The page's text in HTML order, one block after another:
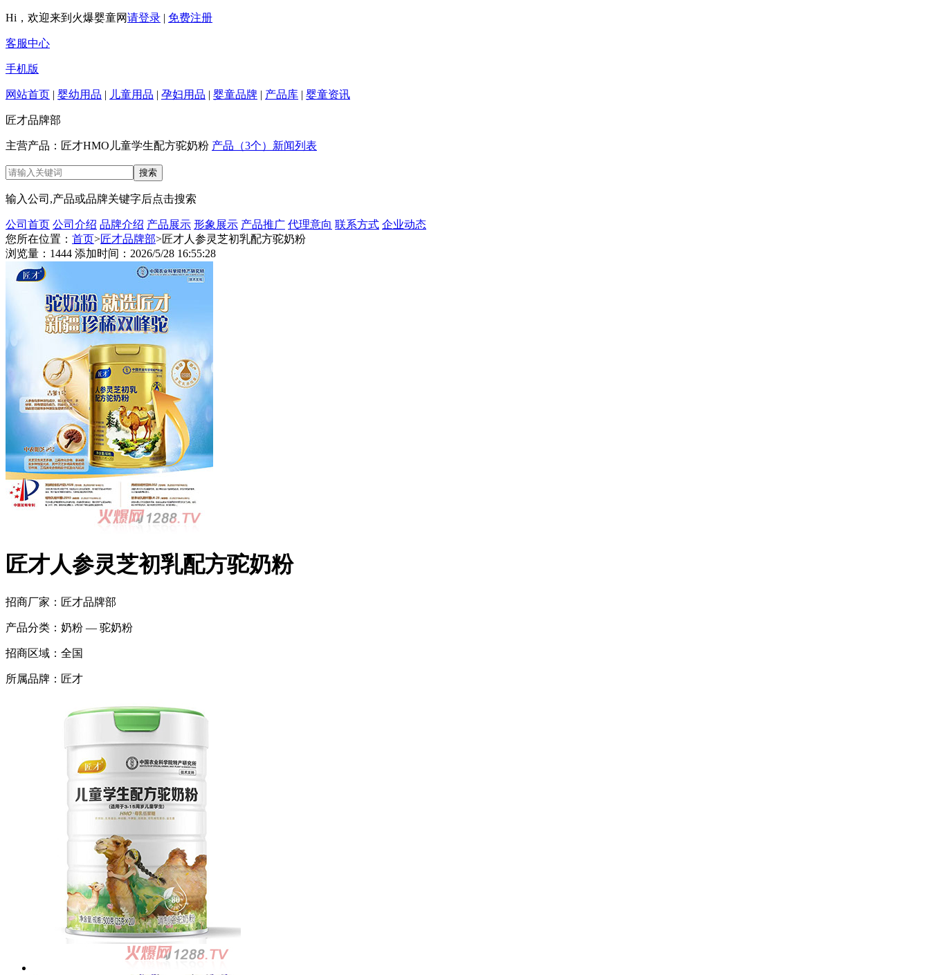
Hi，欢迎来到火爆婴童网请登录 | 免费注册
客服中心
手机版
网站首页 | 婴幼用品 | 儿童用品 | 孕妇用品 | 婴童品牌 | 产品库 | 婴童资讯
匠才品牌部
主营产品：匠才HMO儿童学生配方驼奶粉 产品（3个） 新闻列表
输入公司,产品或品牌关键字后点击搜索
公司首页 公司介绍 品牌介绍 产品展示 形象展示 产品推广 代理意向 联系方式 企业动态
您所在位置： 首页>匠才品牌部>匠才人参灵芝初乳配方驼奶粉
浏览量：1444 添加时间：2026/5/28 16:55:28
匠才人参灵芝初乳配方驼奶粉
招商厂家： 匠才品牌部
产品分类： 奶粉 — 驼奶粉
招商区域： 全国
所属品牌： 匠才